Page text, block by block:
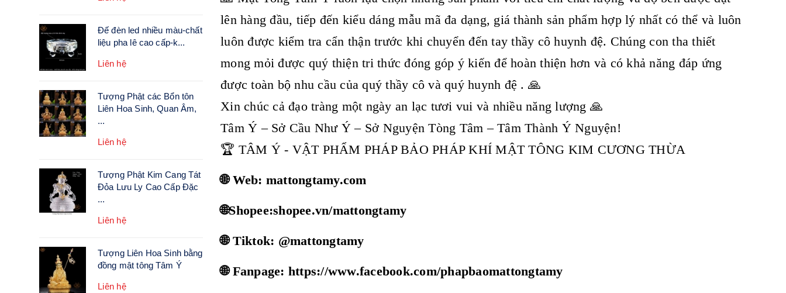
Đế đèn led nhiều màu-chất
liệu pha lê cao cấp-k...
Liên hệ
Tượng Phật các Bổn tôn
Liên Hoa Sinh, Quan Âm,
...
Liên hệ
Tượng Phật Kim Cang Tát
Đỏa Lưu Ly Cao Cấp Đặc
...
Liên hệ
Tượng Liên Hoa Sinh bằng
đồng mật tông Tâm Ý
Liên hệ
lên hàng đầu, tiếp đến kiểu dáng mẫu mã đa dạng, giá thành sản phẩm hợp lý nhất có thể và luôn
luôn được kiểm tra cẩn thận trước khi chuyển đến tay thầy cô huynh đệ. Chúng con tha thiết
mong mỏi được quý thiện tri thức đóng góp ý kiến để hoàn thiện hơn và có khả năng đáp ứng
được toàn bộ nhu cầu của quý thầy cô và quý huynh đệ . 🙏
Xin chúc cả đạo tràng một ngày an lạc tươi vui và nhiều năng lượng 🙏
Tâm Ý – Sở Cầu Như Ý – Sở Nguyện Tòng Tâm – Tâm Thành Ý Nguyện!
🏆 TÂM Ý - VẬT PHẨM PHÁP BẢO PHÁP KHÍ MẬT TÔNG KIM CƯƠNG THỪA
🌐 Web: mattongtamy.com
🌐Shopee:shopee.vn/mattongtamy
🌐 Tiktok: @mattongtamy
🌐 Fanpage: https://www.facebook.com/phapbaomattongtamy